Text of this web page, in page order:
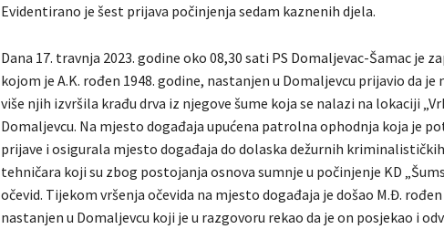
Evidentirano je šest prijava počinjenja sedam kaznenih djela.
Dana 17. travnja 2023. godine oko 08,30 sati PS Domaljevac-Šamac je
kojom je A.K. rođen 1948. godine, nastanjen u Domaljevcu prijavio da
više njih izvršila krađu drva iz njegove šume koja se nalazi na lokaciji
Domaljevcu. Na mjesto događaja upućena patrolna ophodnja koja je
prijave i osigurala mjesto događaja do dolaska dežurnih
tehničara koji su zbog postojanja osnova sumnje u počinjenje KD
očevid. Tijekom vršenja očevida na mjesto događaja je došao M.Đ.
nastanjen u Domaljevcu koji je u razgovoru rekao da je on posjekao i